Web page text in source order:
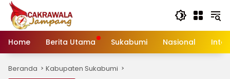
Langsung
konten
Home
Berita Utama Sukabumi Nasional
Beranda Kabupaten Sukabumi